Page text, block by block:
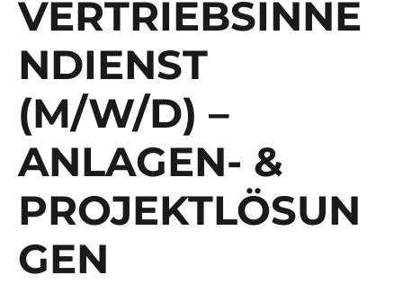
VERTRIEBSINNE
NDIENST
(M/W/D) –
ANLAGEN- &
PROJEKTLÖSUN
GEN